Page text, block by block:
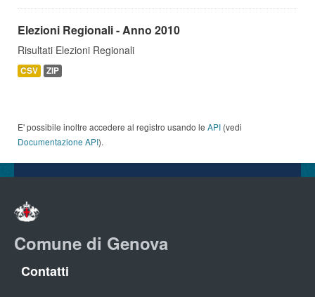
Elezioni Regionali - Anno 2010
Risultati Elezioni Regionali
CSV ZIP
E' possibile inoltre accedere al registro usando le API (vedi
Documentazione API).
Comune di Genova
Contatti